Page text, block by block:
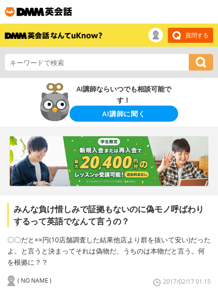
質問する
AI講師ならいつでも相談可能で
す！
AI講師に聞く
みんな負け惜しみで証拠もないのに偽モノ呼ばわり
するって英語でなんて言うの？
〇〇だと××円(10店舗調査した結果他店より群を抜いて安い)だった
よ。と言うと決まってそれは偽物だ、うちのは本物だと言う。何
を根拠に？？
( NO NAME ) 2017/02/17 01:15